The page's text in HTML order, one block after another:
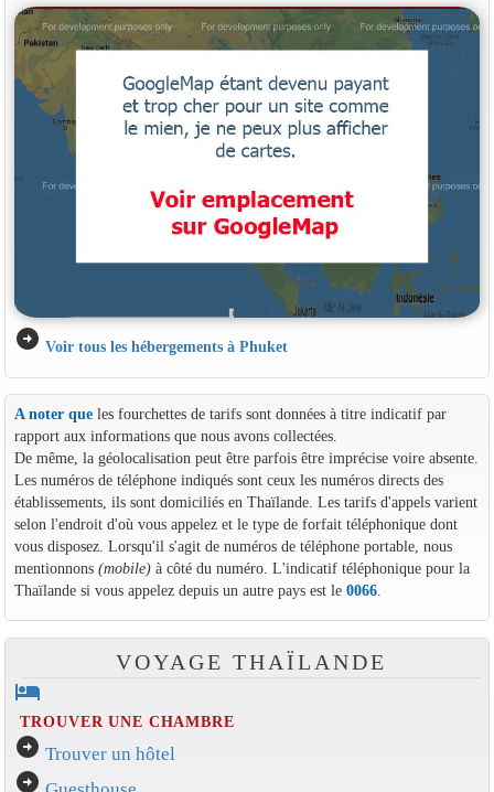
arrow_circle_right Voir tous les hébergements à Phuket
A noter queles fourchettes de tarifs sont données à titre indicatif par
rapport aux informations que nous avons collectées.
De même, la géolocalisation peut être parfois être imprécise voire absente.
Les numéros de téléphone indiqués sont ceux les numéros directs des
établissements, ils sont domiciliés en Thaïlande. Les tarifs d'appels varient
selon l'endroit d'où vous appelez et le type de forfait téléphonique dont
vous disposez. Lorsqu'il s'agit de numéros de téléphone portable, nous
mentionnons (mobile)à côté du numéro. L'indicatif téléphonique pour la
Thaïlande si vous appelez depuis un autre pays est le 0066.
VOYAGE THAÏLANDE
hotel
TROUVER UNE CHAMBRE
arrow_circle_right Trouver un hôtel
arrow_circle_right